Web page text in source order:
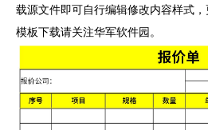
载源文件即可自行编辑修改内容样式
模板下载请关注华军软件园。